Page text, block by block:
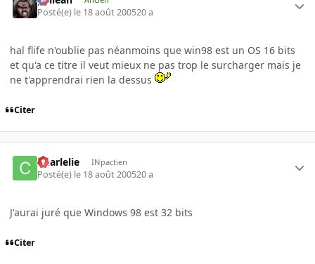
Posté(e) le 18 août 200520 a
hal flife n'oublie pas néanmoins que win98 est un OS 16 bits
et qu'a ce titre il veut mieux ne pas trop le surcharger mais je
ne t'apprendrai rien la dessus
Citer
Charlelie INpactien
Posté(e) le 18 août 200520 a
J'aurai juré que Windows 98 est 32 bits
Citer